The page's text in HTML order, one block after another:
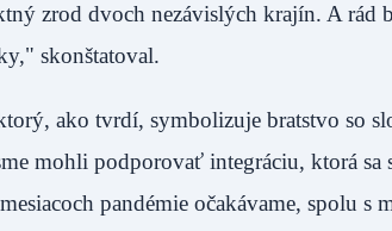
zrod dvoch nezávislých krajín. A rád
skonštatoval.
ako tvrdí, symbolizuje bratstvo so
mohli podporovať integráciu, ktorá sa
pandémie očakávame, spolu s